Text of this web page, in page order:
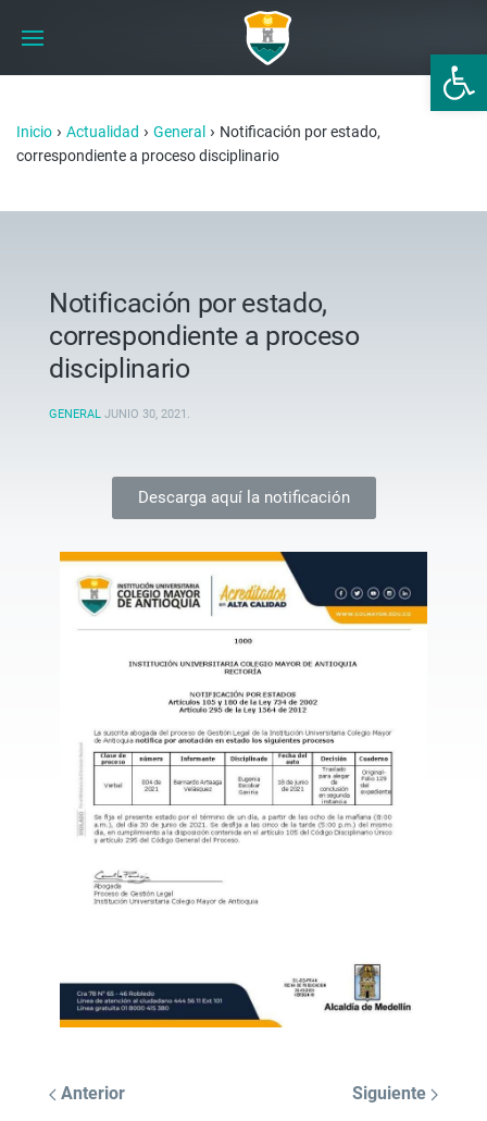
Abrir
Inicio › Actualidad › General › Notificación por estado,
correspondiente a proceso disciplinario
Notificación por estado,
correspondiente a proceso
disciplinario
GENERAL JUNIO 30, 2021 .
Descarga aquí la notificación
Anterior Siguiente